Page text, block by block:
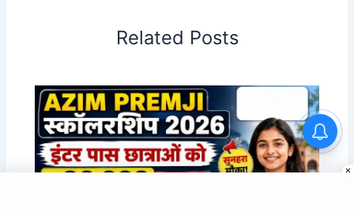
Related Posts
Azim Premji Scholarship 2026:
₹30,000 हर साल, Online Apply